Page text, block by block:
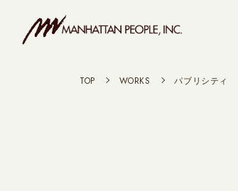
TOP > WORKS > パブリシティ